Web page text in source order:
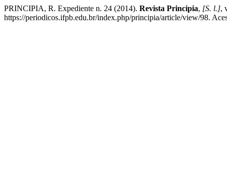
PRINCIPIA, R. Expediente n. 24 (2014). Revista Principia, [S. l.],
https://periodicos.ifpb.edu.br/index.php/principia/article/view/98.